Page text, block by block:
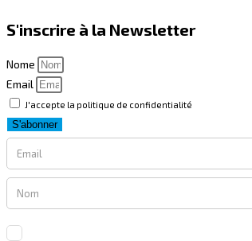
S'inscrire à la Newsletter
Nome
Email
J'accepte la politique de confidentialité
S'abonner